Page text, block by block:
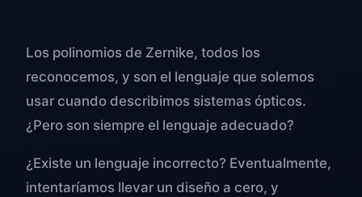
Los polinomios de Zernike, todos los
reconocemos, y son el lenguaje que solemos
usar cuando describimos sistemas ópticos.
¿Pero son siempre el lenguaje adecuado?
¿Existe un lenguaje incorrecto? Eventualmente,
intentaríamos llevar un diseño a cero, y